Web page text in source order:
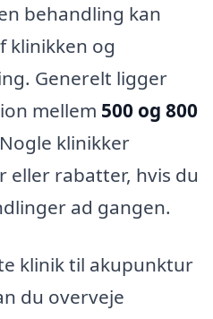
behandling kan
klinikken og
Generelt ligger
mellem 500 og 800
klinikker
eller rabatter, hvis du
ad gangen.
klinik til akupunktur
du overveje